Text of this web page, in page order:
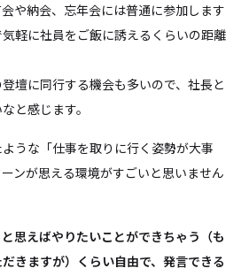
や納会、忘年会には普通に参加します
軽に社員をご飯に誘えるくらいの距離
壇に同行する機会も多いので、社長と
と感じます。
うな「仕事を取りに行く姿勢が大事
ンが思える環境がすごいと思いません
思えばやりたいことができちゃう（も
きますが）くらい自由で、発言できる